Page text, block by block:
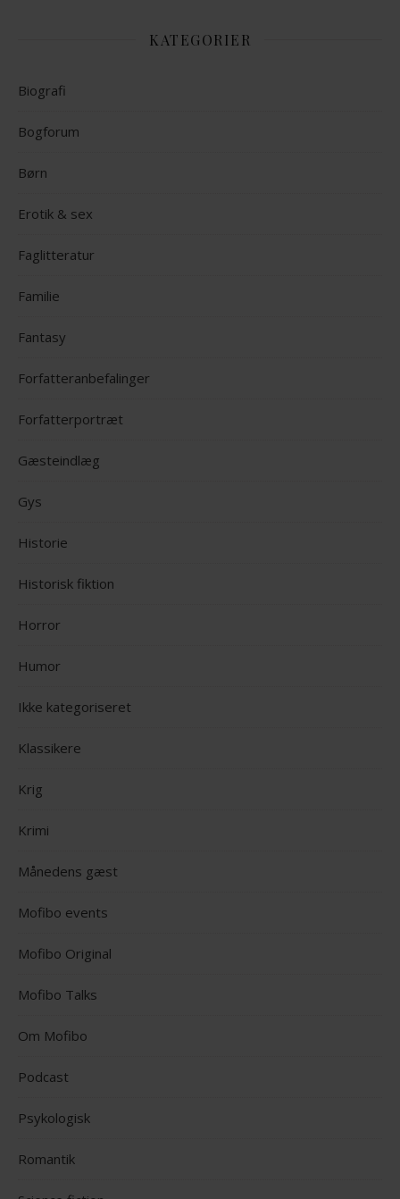
KATEGORIER
Biografi
Bogforum
Børn
Erotik & sex
Faglitteratur
Familie
Fantasy
Forfatteranbefalinger
Forfatterportræt
Gæsteindlæg
Gys
Historie
Historisk fiktion
Horror
Humor
Ikke kategoriseret
Klassikere
Krig
Krimi
Månedens gæst
Mofibo events
Mofibo Original
Mofibo Talks
Om Mofibo
Podcast
Psykologisk
Romantik